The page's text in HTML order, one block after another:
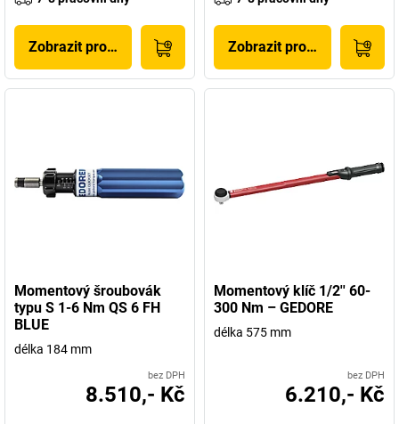
Zobrazit produkt Zobrazit produkt
Momentový šroubovák
typu S 1-6 Nm QS 6 FH
BLUE
délka 184 mm
bez DPH
8.510,- Kč
Momentový klíč 1/2'' 60-
300 Nm – GEDORE
délka 575 mm
bez DPH
6.210,- Kč